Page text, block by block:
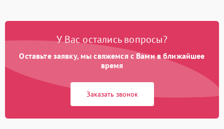
У Вас остались вопросы?
Оставьте заявку, мы свяжемся с Вами в ближайшее
время
Заказать звонок